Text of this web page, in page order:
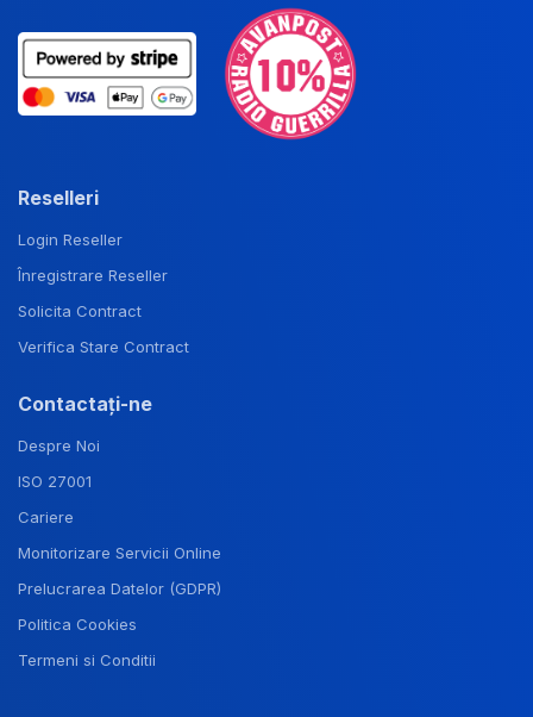
Reselleri
Login Reseller
Înregistrare Reseller
Solicita Contract
Verifica Stare Contract
Contactați-ne
Despre Noi
ISO 27001
Cariere
Monitorizare Servicii Online
Prelucrarea Datelor (GDPR)
Politica Cookies
Termeni si Conditii